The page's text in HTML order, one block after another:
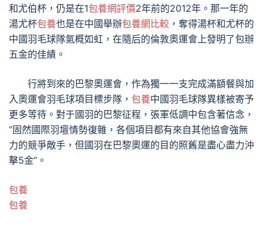
和尤伯杯，仍是在1包養網評價2年前的2012年。那一年的
湯尤杯包養也是在中國舉辦包養網比較 ，奪得湯杯和尤杯的
中國羽毛球隊氣概如虹，在隨后的倫敦奧運會上發明了包辦
五金的佳績。
行將到來的巴黎奧運會，作為獨一一支完成滿額餐與加
入奧運會羽毛球項目標步隊， 包養中國羽毛球隊異樣被寄予
更多等待。對于國羽的巴黎征程，張軍低調中包含著信念，
“固然國際羽壇情勢復雜，各個項目都有來自其他協會強無
力的競爭敵手，但國羽在巴黎奧運的目的照舊是盡心盡力沖
擊5金”。
包養
包養